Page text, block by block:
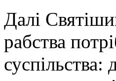
Далі
рабства